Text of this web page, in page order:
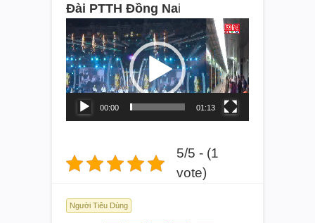
Đài PTTH Đồng Nai
Player
00:00 01:13
5/5 - (1
vote)
Người Tiêu Dùng